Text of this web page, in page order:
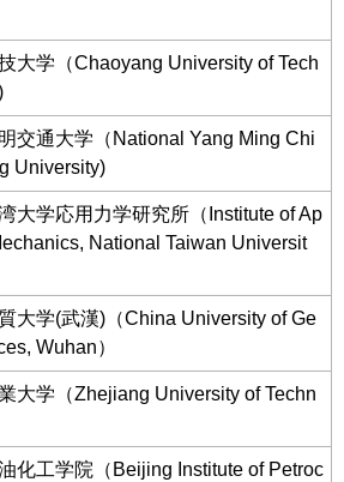
大学（Chaoyang University of Tech
交通大学（National Yang Ming Chi
University)
大学応用力学研究所（Institute of Ap
National Taiwan Universit
大学(武漢)（China University of Ge
Wuhan）
大学（Zhejiang University of Techn
化工学院（Beijing Institute of Petroc